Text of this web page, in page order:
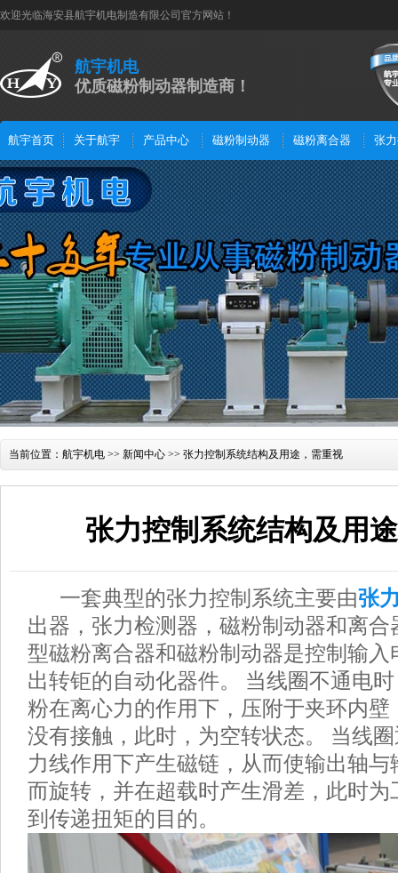
欢迎光临海安县航宇机电制造有限公司官方网站！
航宇机电
优质磁粉制动器制造商！
航宇首页 关于航宇 产品中心 磁粉制动器 磁粉离合器 张
当前位置： 航宇机电 >> 新闻中心 >> 张力控制系统结构及用途，需重视
张力控制系统结构及用
一套典型的张力控制系统主要由张
出器，张力检测器，磁粉制动器和离合
型磁粉离合器和磁粉制动器是控制输入
出转钜的自动化器件。 当线圈不通电
粉在离心力的作用下，压附于夹环内壁
没有接触，此时，为空转状态。 当线
力线作用下产生磁链，从而使输出轴
而旋转，并在超载时产生滑差，此时为
到传递扭矩的目的。